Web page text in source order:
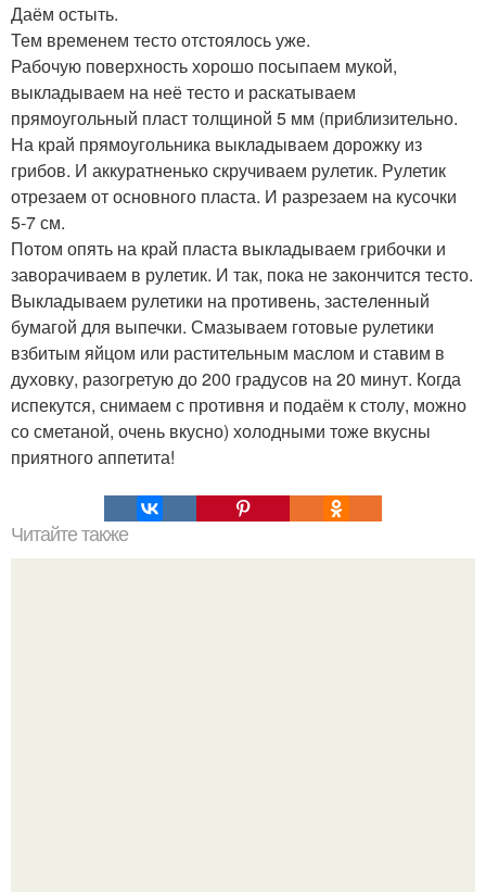
Даём остыть.
Тем временем тесто отстоялось уже.
Рабочую поверхность хорошо посыпаем мукой,
выкладываем на неё тесто и раскатываем
прямоугольный пласт толщиной 5 мм (приблизительно.
На край прямоугольника выкладываем дорожку из
грибов. И аккуратненько скручиваем рулетик. Рулетик
отрезаем от основного пласта. И разрезаем на кусочки
5-7 см.
Потом опять на край пласта выкладываем грибочки и
заворачиваем в рулетик. И так, пока не закончится тесто.
Выкладываем рулетики на противень, застeлeнный
бумагой для выпечки. Смазываем готовые рулетики
взбитым яйцом или растительным маслом и ставим в
духовку, разогретую до 200 градусов на 20 минут. Когда
испекутся, снимаем с противня и подаём к столу, можно
со сметаной, очень вкусно) холодными тоже вкусны
приятного аппетита!
Читайте также